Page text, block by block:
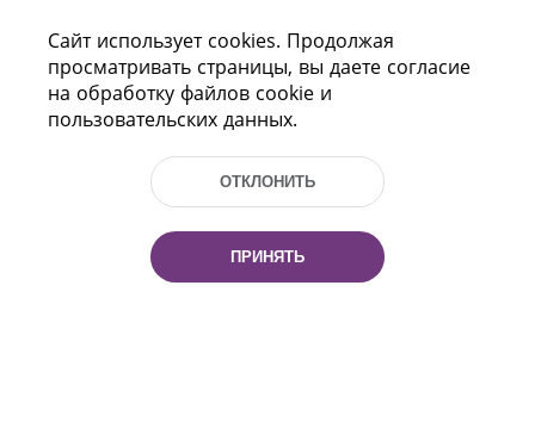
Пр-т Независимости 116
г. Минск, Республика Беларусь, 220114
Тел.: (+375 17) 368 37 37, Факс: (+375 17)
Эл. почта: inbox@nlb.by
Сайт использует cookies. Продолжая
просматривать страницы, вы даете согласие
на обработку файлов cookie и
пользовательских данных.
ОТКЛОНИТЬ
ПРИНЯТЬ